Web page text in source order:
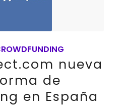
nueva
de
en España